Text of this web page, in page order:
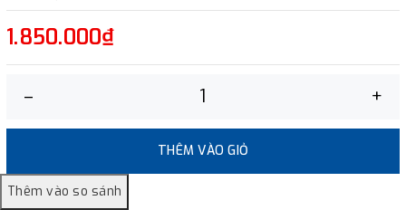
1.850.000₫
– +
THÊM VÀO GIỎ